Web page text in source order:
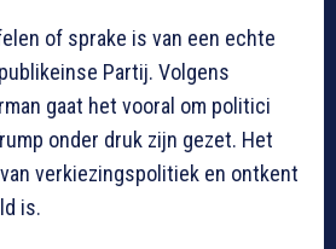
of sprake is van een echte
Partij. Volgens
gaat het vooral om politici
onder druk zijn gezet. Het
verkiezingspolitiek en ontkent
is.